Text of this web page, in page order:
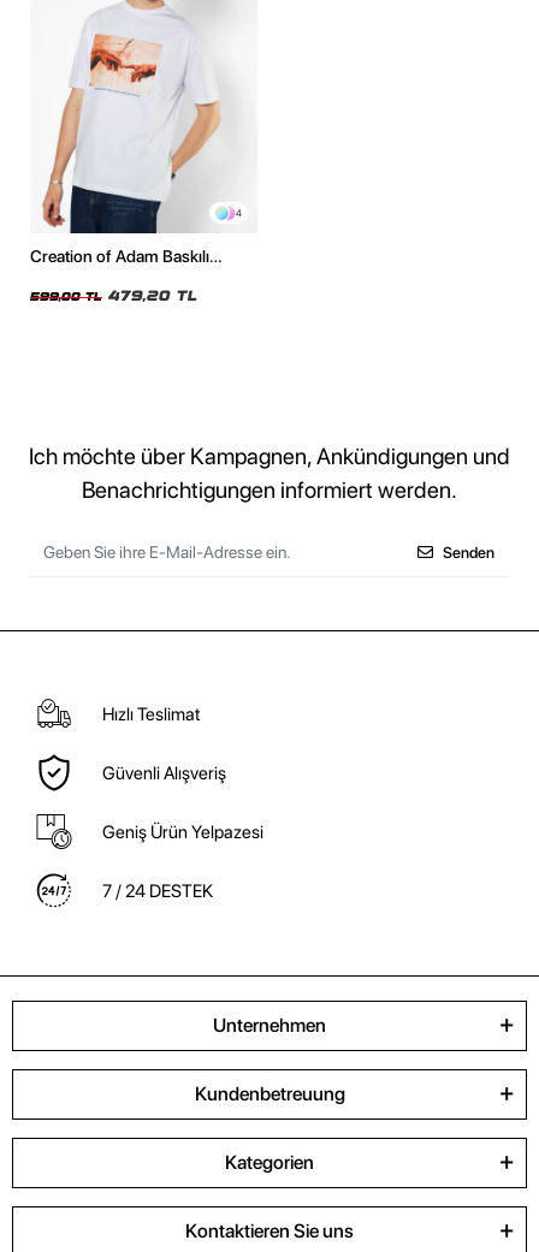
4
Creation of Adam Baskılı
599,00 TL 479,20 TL
Ich möchte über Kampagnen, Ankündigungen und
Benachrichtigungen informiert werden.
Senden
Hızlı Teslimat
Güvenli Alışveriş
Geniş Ürün Yelpazesi
7 / 24 DESTEK
Unternehmen
Kundenbetreuung
Kategorien
Kontaktieren Sie uns